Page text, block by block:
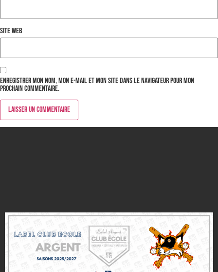
Site web
Enregistrer mon nom, mon e-mail et mon site dans le navigateur pour mon
prochain commentaire.